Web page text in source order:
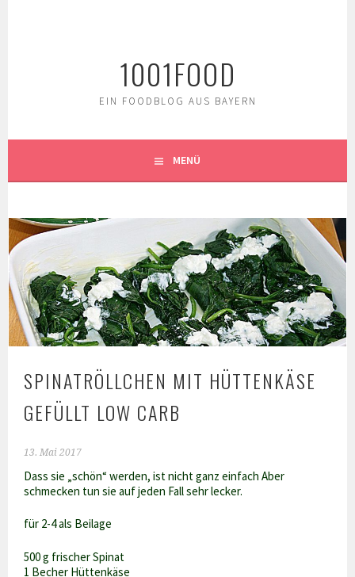
1001FOOD
EIN FOODBLOG AUS BAYERN
MENÜ
SPINATRÖLLCHEN MIT HÜTTENKÄSE
GEFÜLLT LOW CARB
13. Mai 2017
Dass sie „schön“ werden, ist nicht ganz einfach Aber
schmecken tun sie auf jeden Fall sehr lecker.
für 2-4 als Beilage
500 g frischer Spinat
1 Becher Hüttenkäse